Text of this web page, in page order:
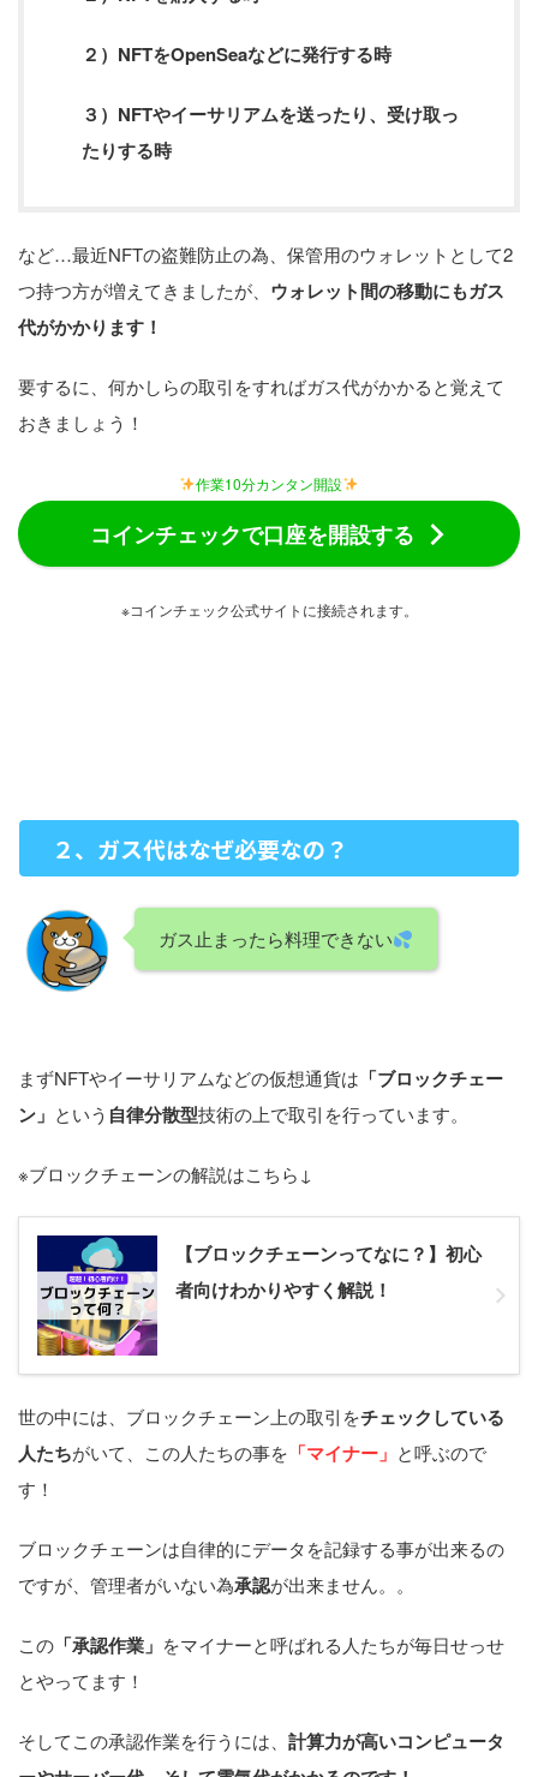
２）NFTをOpenSeaなどに発行する時
３）NFTやイーサリアムを送ったり、受け取っ
たりする時
など…最近NFTの盗難防止の為、保管用のウォレットとして2
つ持つ方が増えてきましたが、 ウォレット間の移動にもガス
代がかかります！
要するに、何かしらの取引をすればガス代がかかると覚えて
おきましょう！
作業10分カンタン開設
コインチェックで口座を開設する
※コインチェック公式サイトに接続されます。
２、ガス代はなぜ必要なの？
ガス止まったら料理できない
まずNFTやイーサリアムなどの仮想通貨は 「ブロックチェー
ン」 という 自律分散型技術の上で取引を行っています。
※ブロックチェーンの解説はこちら↓
【ブロックチェーンってなに？】初心
者向けわかりやすく解説！
世の中には、ブロックチェーン上の取引をチェックしている
人たちがいて、この人たちの事を 「マイナー」 と呼ぶので
す！
ブロックチェーンは自律的にデータを記録する事が出来るの
ですが、管理者がいない為承認が出来ません。。
この 「承認作業」 をマイナーと呼ばれる人たちが毎日せっせ
とやってます！
そしてこの承認作業を行うには、 計算力が高いコンピュータ